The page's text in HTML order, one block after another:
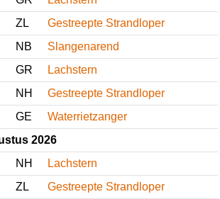
ZL
Gestreepte Strandloper
NB
Slangenarend
GR
Lachstern
NH
Gestreepte Strandloper
GE
Waterrietzanger
2026
NH
Lachstern
ZL
Gestreepte Strandloper